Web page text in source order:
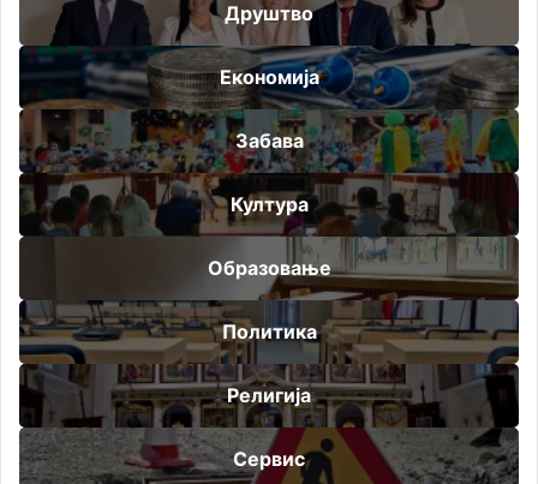
Друштво
Економија
Забава
Култура
Образовање
Политика
Религија
Сервис